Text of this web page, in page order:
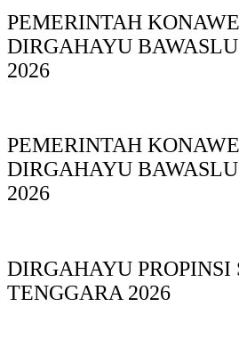
PEMERINTAH
DIRGAHAYU
2026
PEMERINTAH
DIRGAHAYU
2026
DIRGAHAYU PROPINSI
TENGGARA 2026